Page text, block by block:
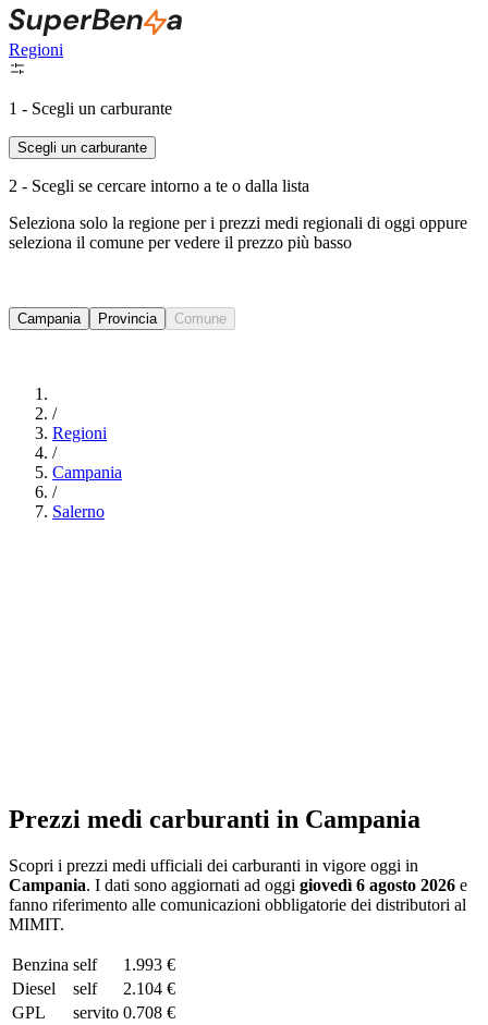
Regioni
1 - Scegli un carburante
Scegli un carburante
2 - Scegli se cercare intorno a te o dalla lista
Seleziona solo la regione per i prezzi medi regionali di oggi oppure
seleziona il comune per vedere il prezzo più basso
Campania Provincia Comune
/
Regioni
/
Campania
/
Salerno
Prezzi medi carburanti in Campania
Scopri i prezzi medi ufficiali dei carburanti in vigore oggi in
Campania. I dati sono aggiornati ad oggi giovedì 6 agosto 2026 e
fanno riferimento alle comunicazioni obbligatorie dei distributori al
MIMIT.
Benzina self
1.993 €
Diesel
self
2.104 €
GPL
servito 0.708 €